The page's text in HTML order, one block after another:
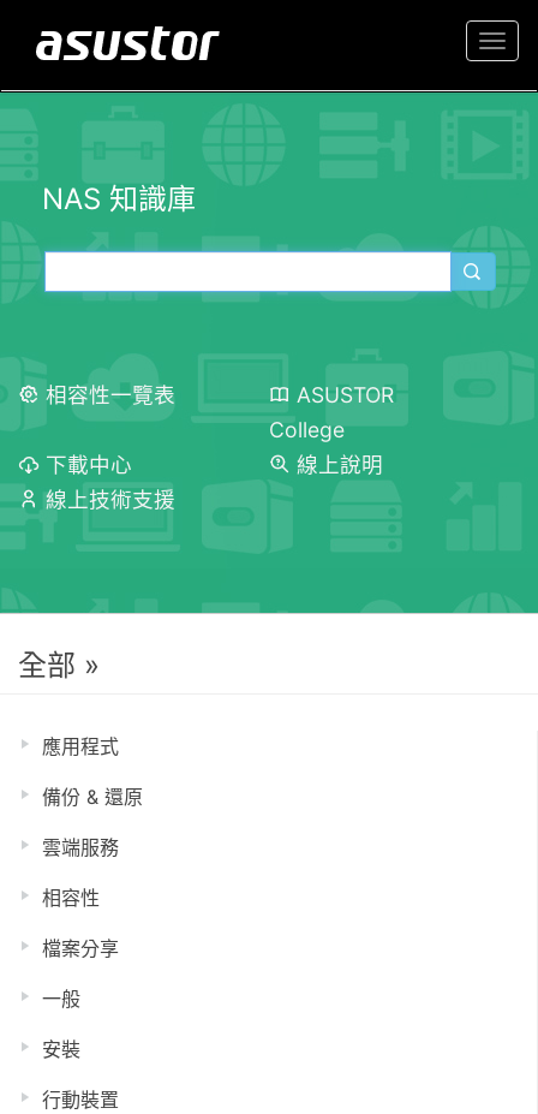
NAS 知識庫
相容性一覽表
ASUSTOR
College
下載中心
線上說明
線上技術支援
全部 »
應用程式
備份 & 還原
雲端服務
相容性
檔案分享
一般
安裝
行動裝置